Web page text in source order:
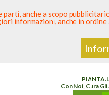
Elenco Dentista Sicuro>
PIANTA.
Con Noi, Cura
anche a scopo
informazioni, anche in